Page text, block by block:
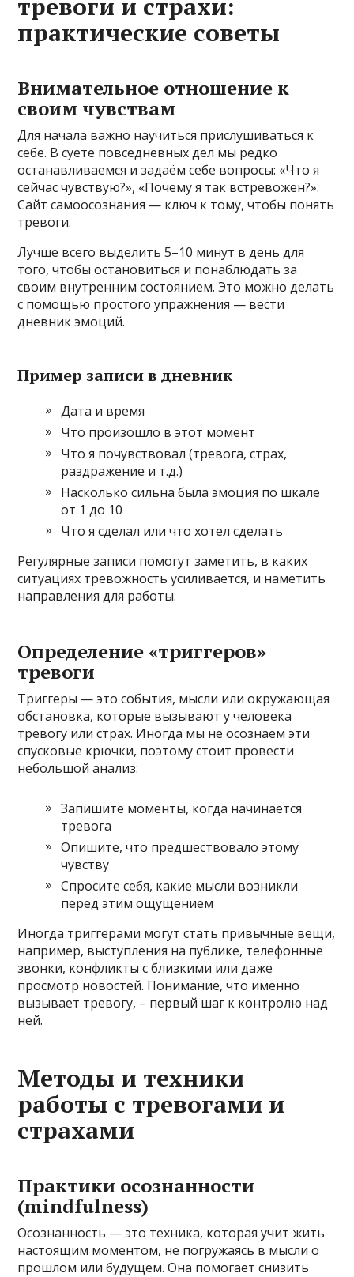
практические советы
Внимательное отношение к
своим чувствам
Для начала важно научиться прислушиваться к
себе. В суете повседневных дел мы редко
останавливаемся и задаём себе вопросы: «Что я
сейчас чувствую?», «Почему я так встревожен?».
Сайт самоосознания — ключ к тому, чтобы понять
тревоги.
Лучше всего выделить 5–10 минут в день для
того, чтобы остановиться и понаблюдать за
своим внутренним состоянием. Это можно делать
с помощью простого упражнения — вести
дневник эмоций.
Пример записи в дневник
Дата и время
Что произошло в этот момент
Что я почувствовал (тревога, страх,
раздражение и т.д.)
Насколько сильна была эмоция по шкале
от 1 до 10
Что я сделал или что хотел сделать
Регулярные записи помогут заметить, в каких
ситуациях тревожность усиливается, и наметить
направления для работы.
Определение «триггеров»
тревоги
Триггеры — это события, мысли или окружающая
обстановка, которые вызывают у человека
тревогу или страх. Иногда мы не осознаём эти
спусковые крючки, поэтому стоит провести
небольшой анализ:
Запишите моменты, когда начинается
тревога
Опишите, что предшествовало этому
чувству
Спросите себя, какие мысли возникли
перед этим ощущением
Иногда триггерами могут стать привычные вещи,
например, выступления на публике, телефонные
звонки, конфликты с близкими или даже
просмотр новостей. Понимание, что именно
вызывает тревогу, – первый шаг к контролю над
ней.
Методы и техники
работы с тревогами и
страхами
Практики осознанности
(mindfulness)
Осознанность — это техника, которая учит жить
настоящим моментом, не погружаясь в мысли о
прошлом или будущем. Она помогает снизить